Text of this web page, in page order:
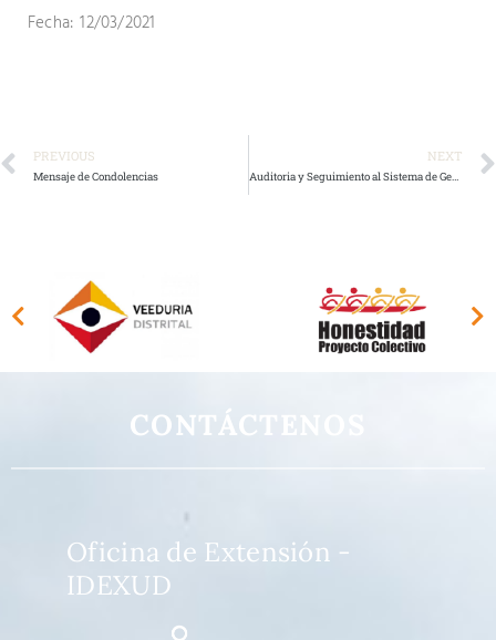
Fecha: 12/03/2021
PREVIOUS
Mensaje de Condolencias
NEXT
Auditoria y Seguimiento al Sistema de Gestión de Calidad
CONTÁCTENOS
Oficina de Extensión -
IDEXUD